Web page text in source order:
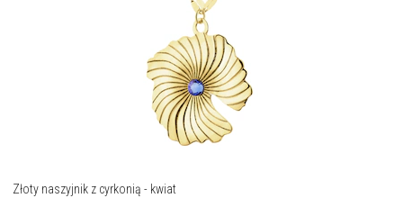
Złoty naszyjnik z cyrkonią - kwiat